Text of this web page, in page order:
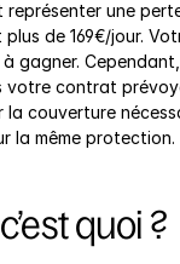
représenter une
de 169€/jour.
gagner.
votre contrat
la couverture
la même protection.
quoi ?